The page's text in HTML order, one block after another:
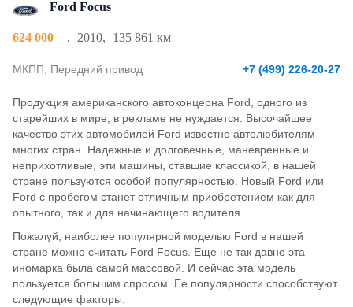
Ford Focus
624 000 , 2010, 135 861 км
МКПП, Передний привод +7 (499) 226-20-27
Продукция американского автоконцерна Ford, одного из
старейших в мире, в рекламе не нуждается. Высочайшее
качество этих автомобилей Ford известно автолюбителям
многих стран. Надежные и долговечные, маневренные и
неприхотливые, эти машины, ставшие классикой, в нашей
стране пользуются особой популярностью. Новый Ford или
Ford с пробегом станет отличным приобретением как для
опытного, так и для начинающего водителя.
Пожалуй, наиболее популярной моделью Ford в нашей
стране можно считать Ford Focus. Еще не так давно эта
иномарка была самой массовой. И сейчас эта модель
пользуется большим спросом. Ее популярности способствуют
следующие факторы: